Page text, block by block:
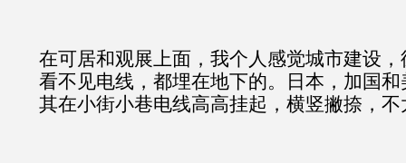
在可居和观展上面，我个人感觉城市建设
看不见电线，都埋在地下的。日本，加国
其在小街小巷电线高高挂起，横竖撇捺，不